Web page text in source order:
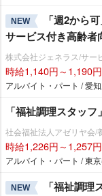
NEW
「週2から
サービス付き高齢者
株式会社ジェネラス/サー
時給1,140円～1,190円
アルバイト・パート / 愛
「福祉調理スタッ
社会福祉法人アゼリヤ会/
時給1,226円～1,257円
アルバイト・パート / 東
NEW 「福祉調